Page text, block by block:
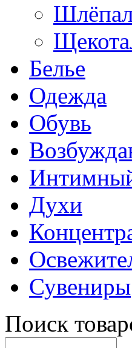
Белье
Одежда
Обувь
Духи
Сувениры
Поиск